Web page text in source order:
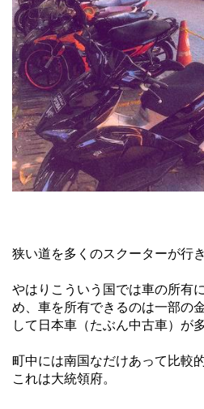
狭い道を多くのスクーターが行
やはりこういう国では車の所有
め、車を所有できるのは一部の
して日本車（たぶん中古車）が多
町中には南国なだけあって比較
これは大統領府。